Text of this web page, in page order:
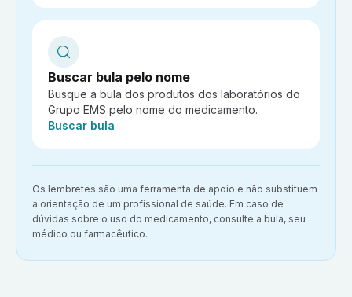
Buscar bula pelo nome
Busque a bula dos produtos dos laboratórios do
Grupo EMS pelo nome do medicamento.
Ação:
Buscar bula
Aviso importante:
Os lembretes são uma ferramenta de apoio e não substituem
a orientação de um profissional de saúde. Em caso de
dúvidas sobre o uso do medicamento, consulte a bula, seu
médico ou farmacêutico.